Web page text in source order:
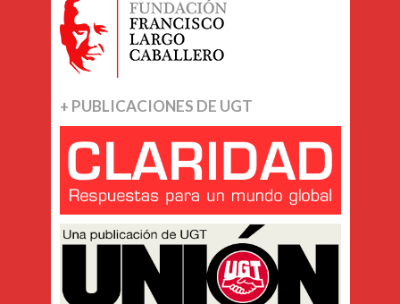
+ PUBLICACIONES DE UGT